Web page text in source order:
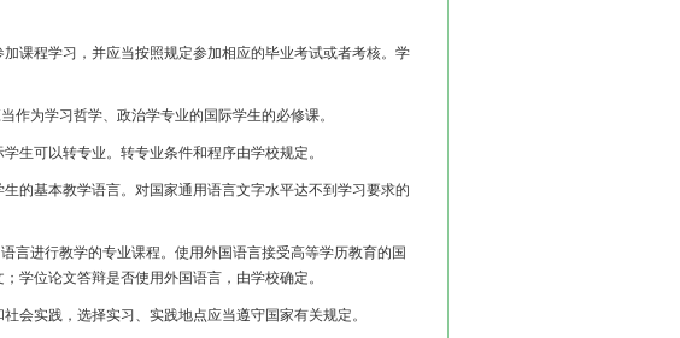
程学习，并应当按照规定参加相应的毕业考试或者考核。学
为学习哲学、政治学专业的国际学生的必修课。
可以转专业。转专业条件和程序由学校规定。
基本教学语言。对国家通用语言文字水平达不到学习要求的
进行教学的专业课程。使用外国语言接受高等学历教育的国
学位论文答辩是否使用外国语言，由学校确定。
实践，选择实习、实践地点应当遵守国家有关规定。